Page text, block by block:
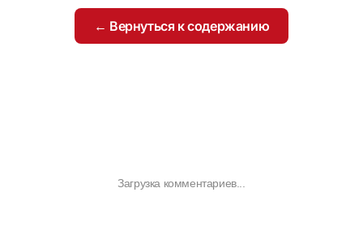
← Вернуться к содержанию
Загрузка комментариев...